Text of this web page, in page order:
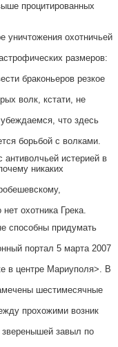
процитированных
уничтожения охотничьей
размеров:
браконьеров резкое
волк, кстати, не
что здесь
борьбой с волками.
истерией в
никаких
охотника Грека.
способны придумать
портал 5 марта 2007
в центре Мариуполя>. В
шестимесячные
прохожими возник
завыл по